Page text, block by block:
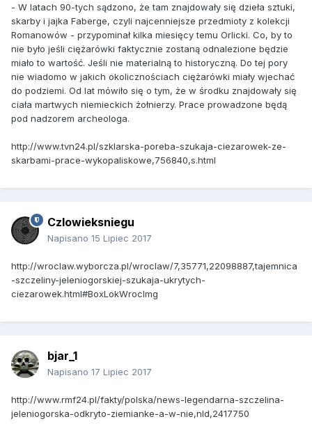
- W latach 90-tych sądzono, że tam znajdowały się dzieła sztuki,
skarby i jajka Faberge, czyli najcenniejsze przedmioty z kolekcji
Romanowów - przypominał kilka miesięcy temu Orlicki. Co, by to
nie było jeśli ciężarówki faktycznie zostaną odnalezione będzie
miało to wartość. Jeśli nie materialną to historyczną. Do tej pory
nie wiadomo w jakich okolicznościach ciężarówki miały wjechać
do podziemi. Od lat mówiło się o tym, że w środku znajdowały się
ciała martwych niemieckich żołnierzy. Prace prowadzone będą
pod nadzorem archeologa.
http://www.tvn24.pl/szklarska-poreba-szukaja-ciezarowek-ze-
skarbami-prace-wykopaliskowe,756840,s.html
Czlowieksniegu
Napisano 15 Lipiec 2017
http://wroclaw.wyborcza.pl/wroclaw/7,35771,22098887,tajemnica
-szczeliny-jeleniogorskiej-szukaja-ukrytych-
ciezarowek.html#BoxLokWrocImg
bjar_1
Napisano 17 Lipiec 2017
http://www.rmf24.pl/fakty/polska/news-legendarna-szczelina-
jeleniogorska-odkryto-ziemianke-a-w-nie,nId,2417750